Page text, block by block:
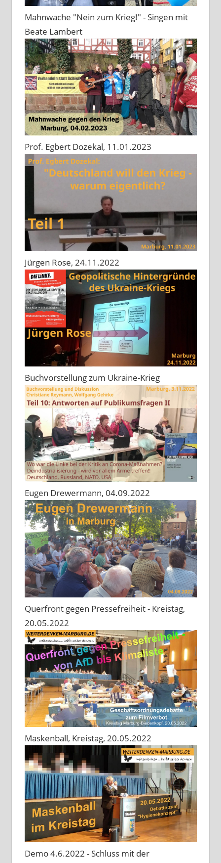
Mahnwache "Nein zum Krieg!" - Singen mit
Beate Lambert
Prof. Egbert Dozekal, 11.01.2023
Jürgen Rose, 24.11.2022
Buchvorstellung zum Ukraine-Krieg
Eugen Drewermann, 04.09.2022
Querfront gegen Pressefreiheit - Kreistag,
20.05.2022
Maskenball, Kreistag, 20.05.2022
Demo 4.6.2022 - Schluss mit der